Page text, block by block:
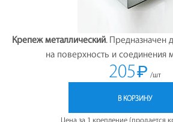
Крепеж металлический. Предназначен
на поверхность и соединения
205₽ /шт
В КОРЗИНУ
Цена за 1 крепление (продается